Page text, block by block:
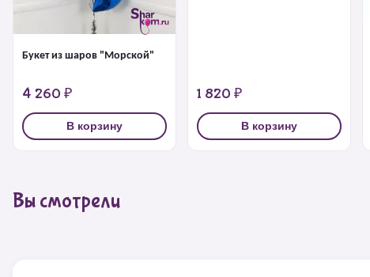
Букет из шаров "Морской"
4 260 ₽
В корзину
1 820 ₽
В корзину
Вы смотрели